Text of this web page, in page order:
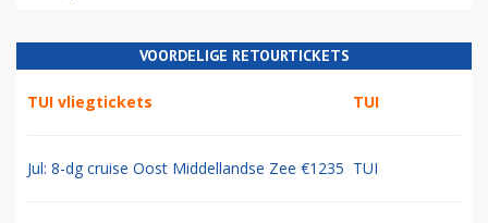
VOORDELIGE RETOURTICKETS
TUI vliegtickets TUI
Jul: 8-dg cruise Oost Middellandse Zee €1235 TUI